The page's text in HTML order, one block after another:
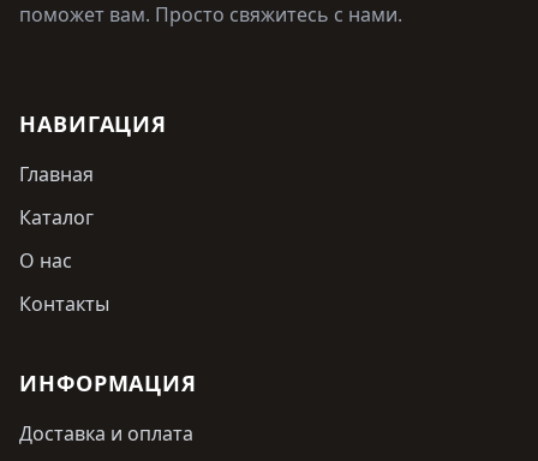
поможет вам. Просто свяжитесь с нами.
НАВИГАЦИЯ
Главная
Каталог
О нас
Контакты
ИНФОРМАЦИЯ
Доставка и оплата